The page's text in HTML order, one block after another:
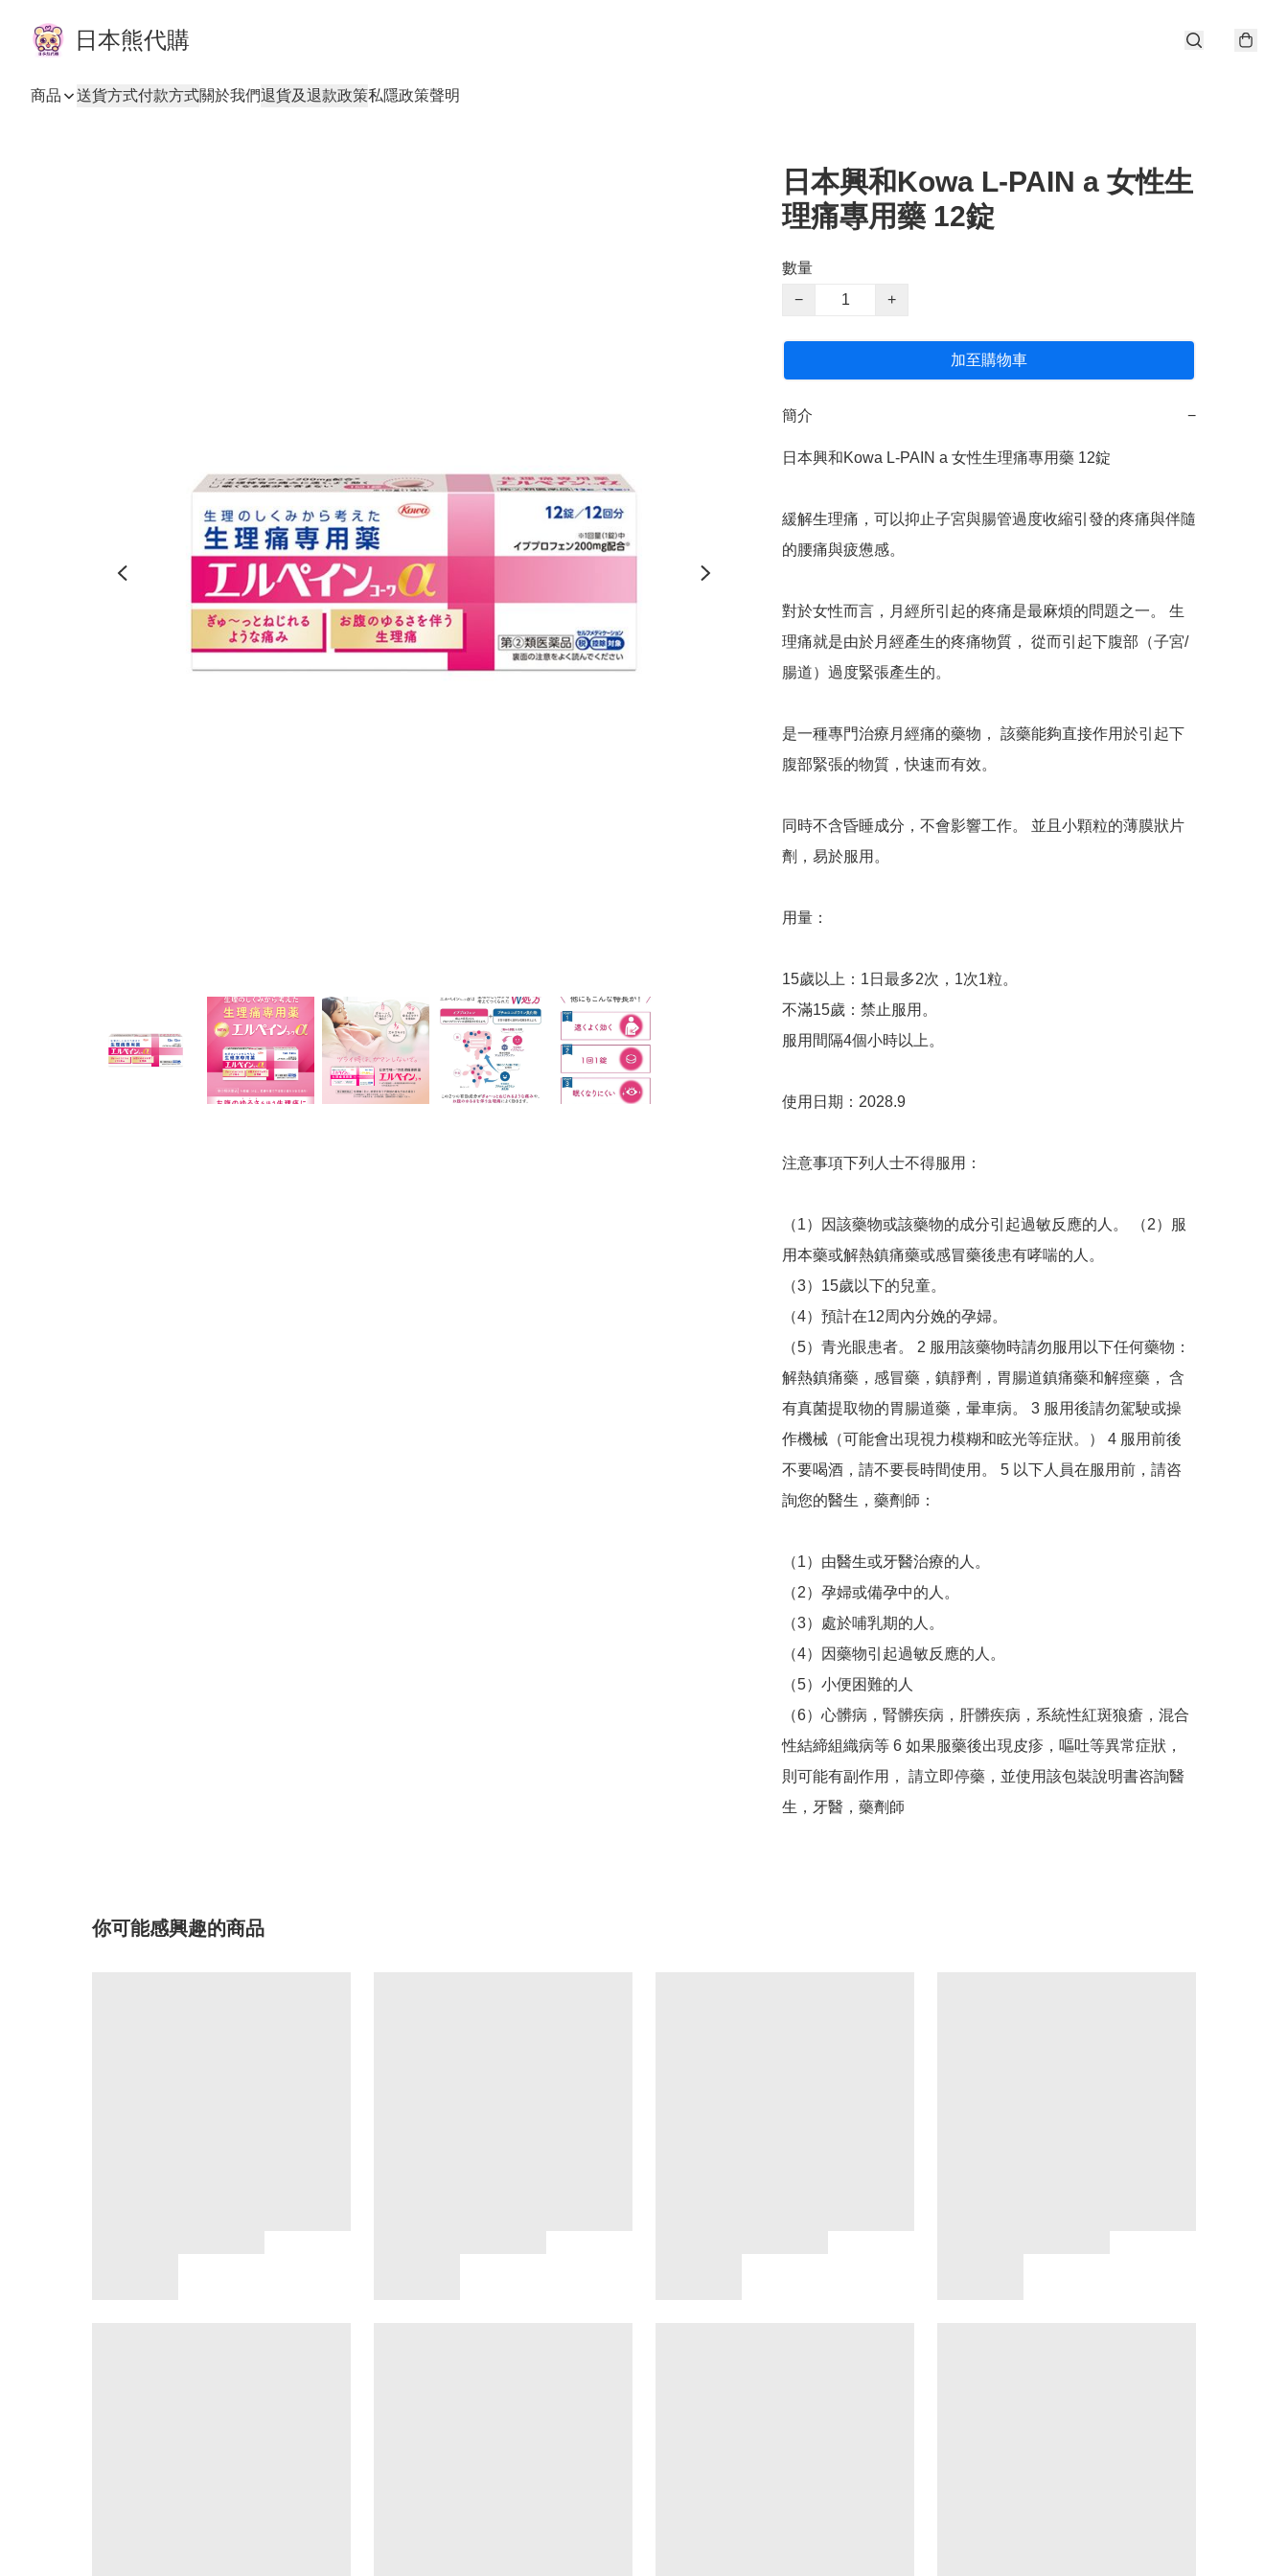
日本熊代購
商品 送貨方式付款方式關於我們退貨及退款政策私隱政策聲明
日本興和Kowa L-PAIN a 女性生
理痛專用藥 12錠
數量
−
+
加至購物車
簡介 −
日本興和Kowa L-PAIN a 女性生理痛專用藥 12錠
緩解生理痛，可以抑止子宮與腸管過度收縮引發的疼痛與伴隨
的腰痛與疲憊感。
對於女性而言，月經所引起的疼痛是最麻煩的問題之一。 生
理痛就是由於月經產生的疼痛物質， 從而引起下腹部（子宮/
腸道）過度緊張產生的。
是一種專門治療月經痛的藥物， 該藥能夠直接作用於引起下
腹部緊張的物質，快速而有效。
同時不含昏睡成分，不會影響工作。 並且小顆粒的薄膜狀片
劑，易於服用。
用量：
15歲以上：1日最多2次，1次1粒。
不滿15歲：禁止服用。
服用間隔4個小時以上。
使用日期：2028.9
注意事項下列人士不得服用：
（1）因該藥物或該藥物的成分引起過敏反應的人。 （2）服
用本藥或解熱鎮痛藥或感冒藥後患有哮喘的人。
（3）15歲以下的兒童。
（4）預計在12周內分娩的孕婦。
（5）青光眼患者。 2 服用該藥物時請勿服用以下任何藥物：
解熱鎮痛藥，感冒藥，鎮靜劑，胃腸道鎮痛藥和解痙藥， 含
有真菌提取物的胃腸道藥，暈車病。 3 服用後請勿駕駛或操
作機械（可能會出現視力模糊和眩光等症狀。） 4 服用前後
不要喝酒，請不要長時間使用。 5 以下人員在服用前，請咨
詢您的醫生，藥劑師：
（1）由醫生或牙醫治療的人。
（2）孕婦或備孕中的人。
（3）處於哺乳期的人。
（4）因藥物引起過敏反應的人。
（5）小便困難的人
（6）心髒病，腎髒疾病，肝髒疾病，系統性紅斑狼瘡，混合
性結締組織病等 6 如果服藥後出現皮疹，嘔吐等異常症狀，
則可能有副作用， 請立即停藥，並使用該包裝說明書咨詢醫
你可能感興趣的商品